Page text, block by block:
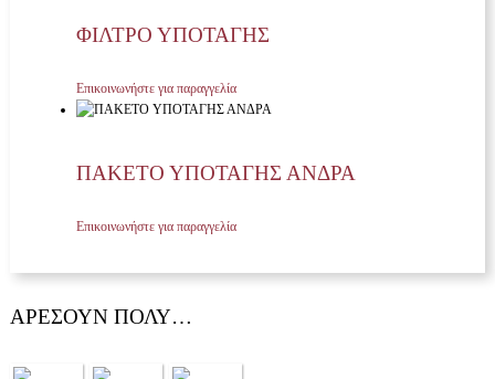
ΦΙΛΤΡΟ ΥΠΟΤΑΓΗΣ
Επικοινωνήστε για παραγγελία
ΠΑΚΕΤΟ ΥΠΟΤΑΓΗΣ ΑΝΔΡΑ
Επικοινωνήστε για παραγγελία
ΑΡΈΣΟΥΝ ΠΟΛΎ…